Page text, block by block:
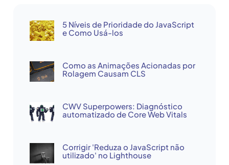
5 Níveis de Prioridade do JavaScript
e Como Usá-los
Como as Animações Acionadas por
Rolagem Causam CLS
CWV Superpowers: Diagnóstico
automatizado de Core Web Vitals
Corrigir 'Reduza o JavaScript não
utilizado' no Lighthouse